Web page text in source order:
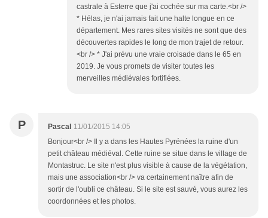
castrale à Esterre que j'ai cochée sur ma carte.<br />
* Hélas, je n'ai jamais fait une halte longue en ce
département. Mes rares sites visités ne sont que des
découvertes rapides le long de mon trajet de retour.
<br /> * J'ai prévu une vraie croisade dans le 65 en
2019. Je vous promets de visiter toutes les
merveilles médiévales fortifiées.
P Pascal 11/01/2015 14:05
Bonjour<br /> Il y a dans les Hautes Pyrénées la ruine d'un
petit château médiéval. Cette ruine se situe dans le village de
Montastruc. Le site n'est plus visible à cause de la végétation,
mais une association<br /> va certainement naître afin de
sortir de l'oubli ce château. Si le site est sauvé, vous aurez les
coordonnées et les photos.